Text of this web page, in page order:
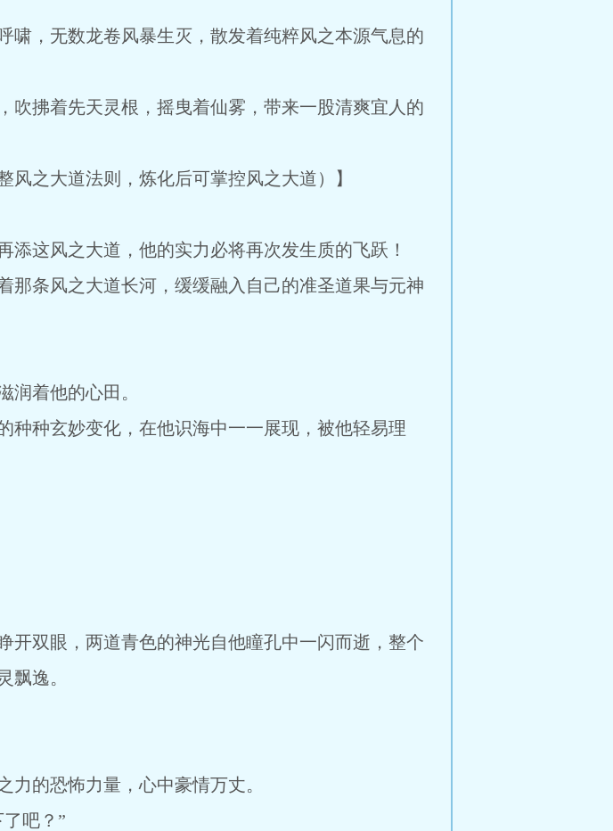
啸，无数龙卷风暴生灭，散发着纯粹风之本源气息的
吹拂着先天灵根，摇曳着仙雾，带来一股清爽宜人的
风之大道法则，炼化后可掌控风之大道）】
这风之大道，他的实力必将再次发生质的飞跃！
那条风之大道长河，缓缓融入自己的准圣道果与元神
润着他的心田。
种玄妙变化，在他识海中一一展现，被他轻易理
开双眼，两道青色的神光自他瞳孔中一闪而逝，整个
飘逸。
的恐怖力量，心中豪情万丈。
吧？”